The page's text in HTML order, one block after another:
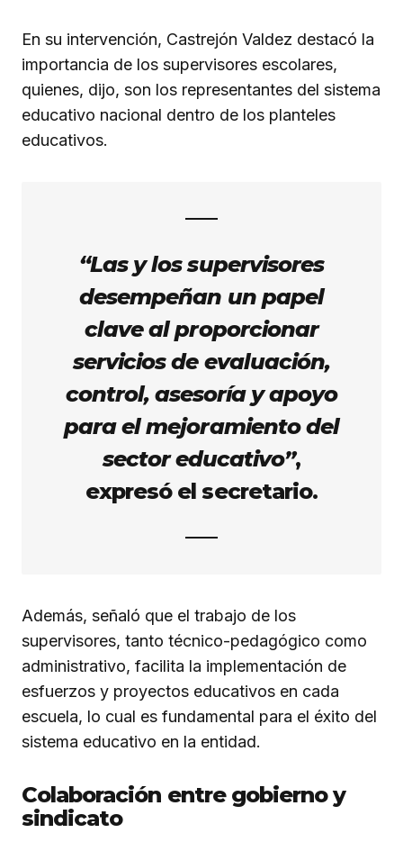
En su intervención, Castrejón Valdez destacó la
importancia de los supervisores escolares,
quienes, dijo, son los representantes del sistema
educativo nacional dentro de los planteles
educativos.
“Las y los supervisores
desempeñan un papel
clave al proporcionar
servicios de evaluación,
control, asesoría y apoyo
para el mejoramiento del
sector educativo”,
expresó el secretario.
Además, señaló que el trabajo de los
supervisores, tanto técnico-pedagógico como
administrativo, facilita la implementación de
esfuerzos y proyectos educativos en cada
escuela, lo cual es fundamental para el éxito del
sistema educativo en la entidad.
Colaboración entre gobierno y
sindicato